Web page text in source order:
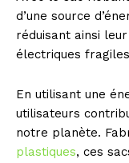
d’une source
réduisant ainsi
électriques
En utilisant une
utilisateurs
notre planète.
plastiques, ces